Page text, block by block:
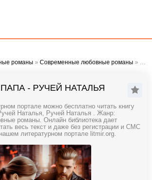
романы » Современные любовные романы » Случайный папа - Ручей Наталья
- РУЧЕЙ НАТАЛЬЯ
портале можно бесплатно читать книгу
Наталья, Ручей Наталья . Жанр:
романы. Онлайн библиотека дает
весь текст и даже без регистрации и СМС
литературном портале litmir.org.